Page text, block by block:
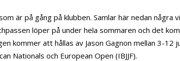
är på gång på klubben. Samlar här nedan några
löper på under hela sommaren och det
kommer att hållas av Jason Gagnon mellan 3-
Nationals och European Open (IBJJF).